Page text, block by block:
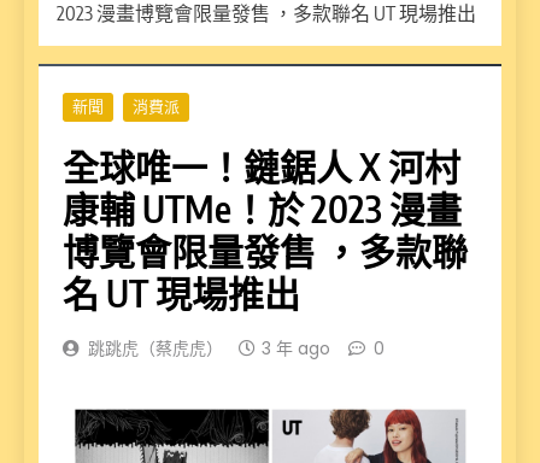
2023 漫畫博覽會限量發售 ，多款聯名 UT 現場推出
新聞 消費派
全球唯一！鏈鋸人 X 河村
康輔 UTMe！於 2023 漫畫
博覽會限量發售 ，多款聯
名 UT 現場推出
跳跳虎（蔡虎虎） 3 年 ago 0